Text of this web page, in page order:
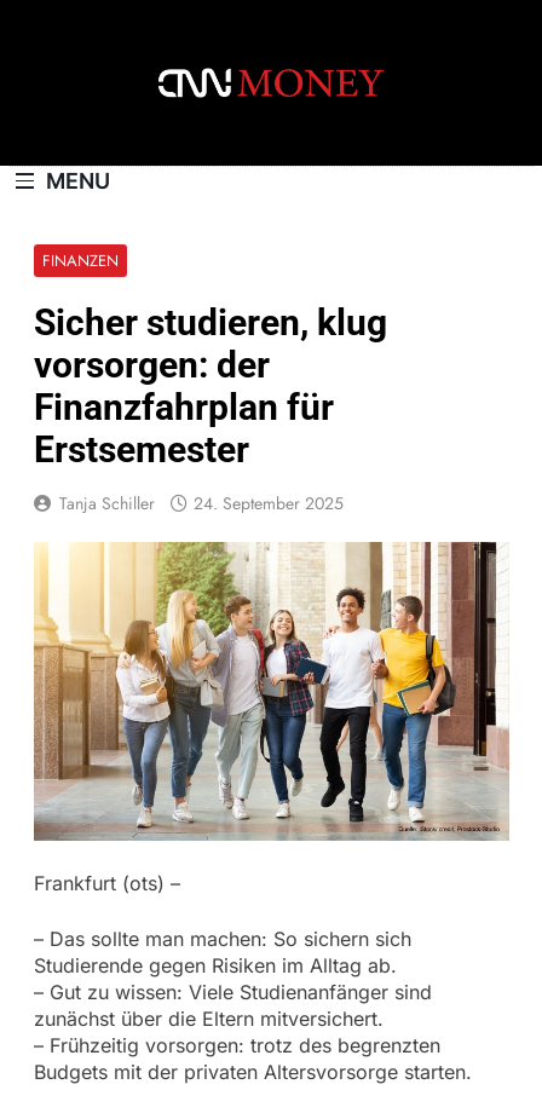
MENU
FINANZEN
Sicher studieren, klug
vorsorgen: der
Finanzfahrplan für
Erstsemester
Tanja Schiller 24. September 2025
Frankfurt (ots) –
– Das sollte man machen: So sichern sich
Studierende gegen Risiken im Alltag ab.
– Gut zu wissen: Viele Studienanfänger sind
zunächst über die Eltern mitversichert.
– Frühzeitig vorsorgen: trotz des begrenzten
Budgets mit der privaten Altersvorsorge starten.